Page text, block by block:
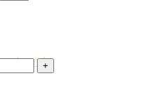
brands